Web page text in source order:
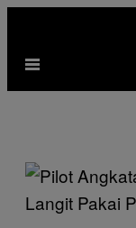
contenido
Abrir